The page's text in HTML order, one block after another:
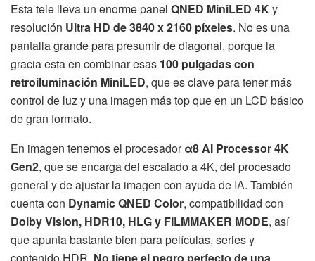
Esta tele lleva un enorme panel QNED MiniLED 4Ky
resolución Ultra HD de 3840 x 2160 píxeles. No es una
pantalla grande para presumir de diagonal, porque la
gracia esta en combinar esas 100 pulgadas con
retroiluminación MiniLED, que es clave para tener más
control de luz y una imagen más top que en un LCD básico
de gran formato.
En imagen tenemos el procesadorα8 AI Processor 4K
Gen2, que se encarga del escalado a 4K, del procesado
general y de ajustar la imagen con ayuda de IA. También
cuenta con Dynamic QNED Color, compatibilidad con
Dolby Vision, HDR10, HLG y FILMMAKER MODE, así
que apunta bastante bien para películas, series y